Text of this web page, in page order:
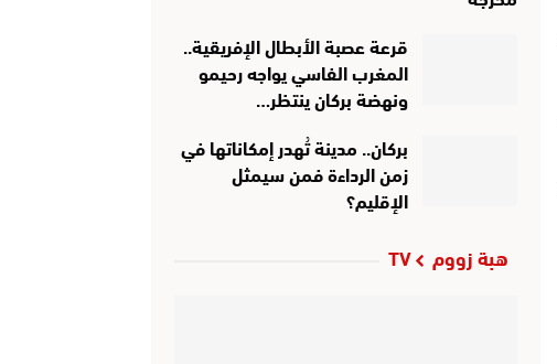
قرعة عصبة الأبطال الإفريقية..
المغرب الفاسي يواجه رحيمو
ونهضة بركان ينتظر…
بركان.. مدينة تُهدر إمكاناتها في
زمن الرداءة فمن سيمثل
الإقليم؟
هبة زووم TV